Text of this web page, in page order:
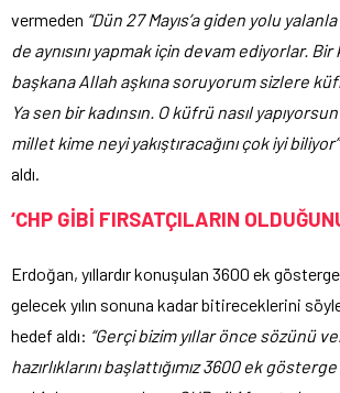
vermeden “Dün 27 Mayıs’a giden yolu
de aynısını yapmak için devam ediyorlar. Bir
başkana Allah aşkına soruyorum sizlere
Ya sen bir kadınsın. O küfrü nasıl
millet kime neyi yakıştıracağını çok iyi biliyor”
aldı.
‘CHP GİBİ FIRSATÇILARIN
Erdoğan, yıllardır konuşulan 3600 ek
gelecek yılın sonuna kadar bitireceklerini
hedef aldı: “Gerçi bizim yıllar önce sözünü
hazırlıklarını başlattığımız 3600 ek